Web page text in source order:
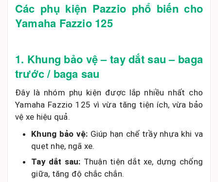
Các phụ kiện Pazzio phổ biến cho
Yamaha Fazzio 125
1. Khung bảo vệ – tay dắt sau – baga
trước / baga sau
Đây là nhóm phụ kiện được lắp nhiều nhất cho
Yamaha Fazzio 125 vì vừa tăng tiện ích, vừa bảo
vệ xe hiệu quả.
Khung bảo vệ: Giúp hạn chế trầy nhựa khi va
quẹt nhẹ, ngã xe.
Tay dắt sau: Thuận tiện dắt xe, dựng chống
giữa, tăng độ chắc chắn.